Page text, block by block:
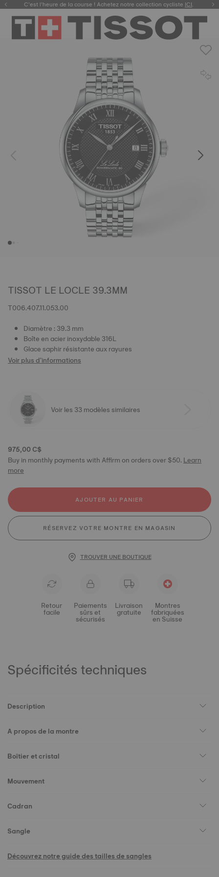
C’est l’heure de la course ! Achetez notre collection cycliste ICI.
TISSOT LE LOCLE 39.3MM
T006.407.11.053.00
Diamètre : 39.3 mm
Boîte en acier inoxydable 316L
Glace saphir résistante aux rayures
Voir plus d'informations
Voir les 33 modèles similaires
975,00 C$
Buy in monthly payments with Affirm on orders over $50.Learn
more
AJOUTER AU PANIER
RÉSERVEZ VOTRE MONTRE EN MAGASIN
TROUVER UNE BOUTIQUE
Retour
facile
Paiements
sûrs et
sécurisés
Livraison
gratuite
Montres
fabriquées
en Suisse
Spécificités techniques
Description
A propos de la montre
Boîtier et cristal
Mouvement
Cadran
Sangle
Découvrez notre guide des tailles de sangles